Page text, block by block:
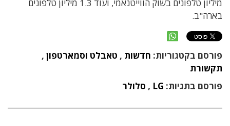
מיליון טלפונים בשוק הווייטנאמי, ועוד 1.3 מיליון טלפונים
בארה"ב.
פורסם בקטגוריות: חדשות , טאבלט וסמארטפון ,
תקשורת
פורסם בתגיות: LG
, סלולר